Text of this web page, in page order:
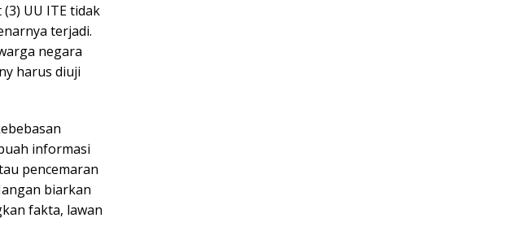
(3) UU ITE tidak
terjadi.
negara
harus diuji
informasi
pencemaran
biarkan
fakta, lawan